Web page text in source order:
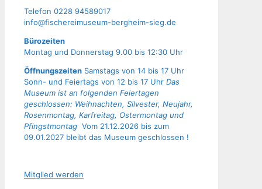
Tele­fon 0228 94589017
info@fischereimuseum-bergheim-sieg.de
Büro­zei­ten
Mon­tag und Don­ners­tag 9.00 bis 12:30 Uhr
Öffnungszeiten Samstags von 14 bis 17 Uhr
Sonn- und Feiertags von 12 bis 17 Uhr Das
Museum ist an folgenden Feiertagen
geschlossen: Weihnachten, Silvester, Neujahr,
Rosenmontag, Karfreitag, Ostermontag und
Pfingstmontag Vom 21.12.2026 bis zum
09.01.2027 bleibt das Museum geschlossen !
Mit­glied werden